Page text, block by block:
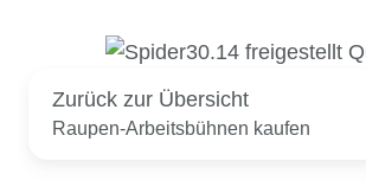
Zurück zur Übersicht
Raupen-Arbeitsbühnen kaufen